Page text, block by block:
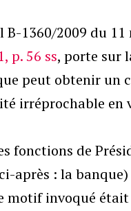
1360/2009 du 11
p. 56 ss, porte sur
peut obtenir un
irréprochable en
fonctions de
après : la
motif invoqué était